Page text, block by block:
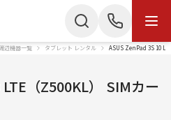
辺機器一覧 タブレット レンタル ASUS ZenPad 3S 10
（Z500KL） SIMカー